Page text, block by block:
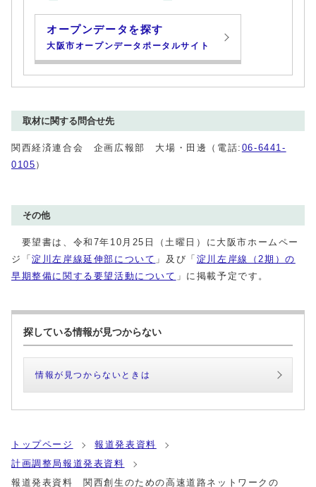
オープンデータを探す
大阪市オープンデータポータルサイト
取材に関する問合せ先
関西経済連合会 企画広報部 大場・田邊（電話: 06-6441-
0105 ）
その他
要望書は、令和7年10月25日（土曜日）に大阪市ホームペー
ジ「淀川左岸線延伸部について 」及び「 淀川左岸線（2期）の
早期整備に関する要望活動について 」に掲載予定です。
探している情報が見つからない
情報が見つからないときは
トップページ
報道発表資料
計画調整局報道発表資料
報道発表資料 関西創生のための高速道路ネットワークの